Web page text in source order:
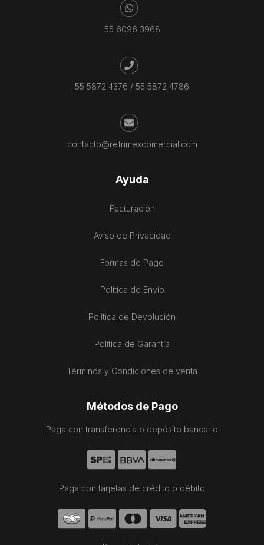
55 6096 3968
55 5872 4376 / 55 5872 4786
contacto@refrimexcomercial.com
Ayuda
Facturación
Aviso de Privacidad
Formas de Pago
Política de Envío
Política de Devolución
Política de Garantía
Términos y Condiciones de venta
Métodos de Pago
Paga con transferencia o depósito bancario
Paga con tarjetas de crédito o débito